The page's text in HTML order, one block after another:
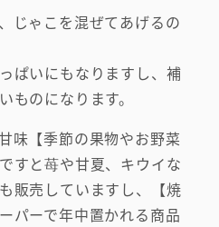
じゃこを混ぜてあげるの
ぱいにもなりますし、補
ものになります。
味【季節の果物やお野菜
すと苺や甘夏、キウイな
販売していますし、【焼
パーで年中置かれる商品